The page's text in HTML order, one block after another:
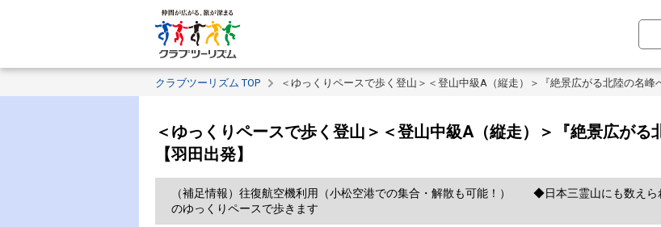
クラブツーリズム TOP ＜ゆっくりペースで歩く登山＞＜登山中級A（縦走）＞『絶景広がる北陸の名
＜ゆっくりペースで歩く登山＞＜登山中級A（縦走）＞『絶景広が
【羽田出発】
（補足情報）往復航空機利用（小松空港での集合・解散も可能！） ◆日本三霊山にも数
のゆっくりペースで歩きます